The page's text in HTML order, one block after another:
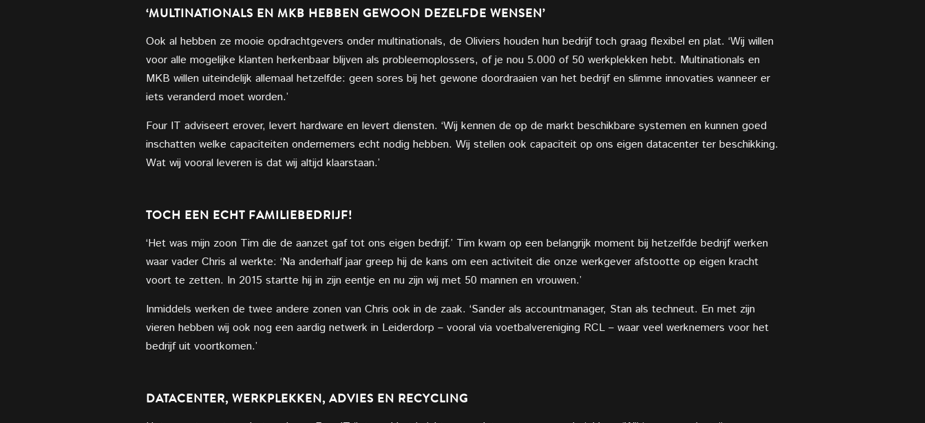
‘MULTINATIONALS EN MKB HEBBEN GEWOON DEZELFDE WENSEN’
Ook al hebben ze mooie opdrachtgevers onder multinationals, de Oliviers houden hun bedrijf toch graag flexibel en plat. ‘Wij willen
voor alle mogelijke klanten herkenbaar blijven als probleemoplossers, of je nou 5.000 of 50 werkplekken hebt. Multinationals en
MKB willen uiteindelijk allemaal hetzelfde: geen sores bij het gewone doordraaien van het bedrijf en slimme innovaties wanneer er
iets veranderd moet worden.’
Four IT adviseert erover, levert hardware en levert diensten. ‘Wij kennen de op de markt beschikbare systemen en kunnen goed
inschatten welke capaciteiten ondernemers echt nodig hebben. Wij stellen ook capaciteit op ons eigen datacenter ter beschikking.
Wat wij vooral leveren is dat wij altijd klaarstaan.’
TOCH EEN ECHT FAMILIEBEDRIJF!
‘Het was mijn zoon Tim die de aanzet gaf tot ons eigen bedrijf.’ Tim kwam op een belangrijk moment bij hetzelfde bedrijf werken
waar vader Chris al werkte: ‘Na anderhalf jaar greep hij de kans om een activiteit die onze werkgever afstootte op eigen kracht
voort te zetten. In 2015 startte hij in zijn eentje en nu zijn wij met 50 mannen en vrouwen.’
Inmiddels werken de twee andere zonen van Chris ook in de zaak. ‘Sander als accountmanager, Stan als techneut. En met zijn
vieren hebben wij ook nog een aardig netwerk in Leiderdorp – vooral via voetbalvereniging RCL – waar veel werknemers voor het
bedrijf uit voortkomen.’
DATACENTER, WERKPLEKKEN, ADVIES EN RECYCLING